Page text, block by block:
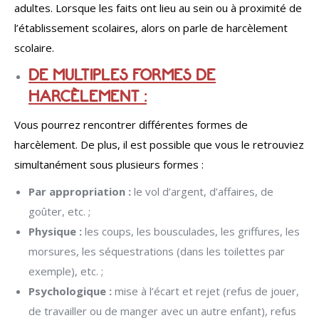
adultes. Lorsque les faits ont lieu au sein ou à proximité de
l’établissement scolaires, alors on parle de harcèlement
scolaire.
DE MULTIPLES FORMES DE
HARCÈLEMENT :
Vous pourrez rencontrer différentes formes de
harcèlement. De plus, il est possible que vous le retrouviez
simultanément sous plusieurs formes :
Par appropriation : le vol d’argent, d’affaires, de
goûter, etc. ;
Physique : les coups, les bousculades, les griffures, les
morsures, les séquestrations (dans les toilettes par
exemple), etc. ;
Psychologique : mise à l’écart et rejet (refus de jouer,
de travailler ou de manger avec un autre enfant), refus